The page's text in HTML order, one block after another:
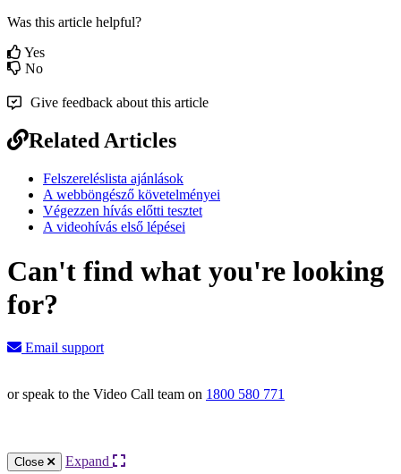
Was this article helpful?
Yes
No
Give feedback about this article
Related Articles
Felszereléslista ajánlások
A webböngésző követelményei
Végezzen hívás előtti tesztet
A videohívás első lépései
Can't find what you're looking
for?
Email support
or speak to the Video Call team on 1800 580 771
Close
Expand